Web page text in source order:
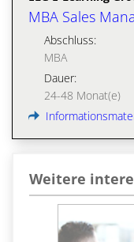
MBA Sales
Abschluss:
MBA
Dauer:
24-48 Monat(e)
Weitere